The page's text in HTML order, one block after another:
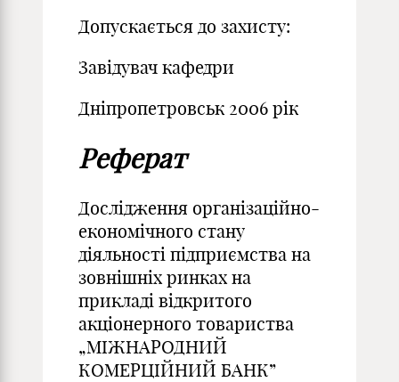
Допускається до захисту:
Завідувач кафедри
Дніпропетровськ 2006 рік
Реферат
Дослідження організаційно-
економічного стану
діяльності підприємства на
зовнішніх ринках на
прикладі відкритого
акціонерного товариства
„МІЖНАРОДНИЙ
КОМЕРЦІЙНИЙ БАНК”